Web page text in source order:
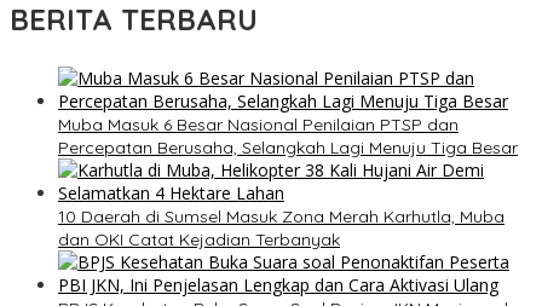
BERITA TERBARU
Muba Masuk 6 Besar Nasional Penilaian PTSP dan
Percepatan Berusaha, Selangkah Lagi Menuju Tiga Besar
10 Daerah di Sumsel Masuk Zona Merah Karhutla, Muba
dan OKI Catat Kejadian Terbanyak